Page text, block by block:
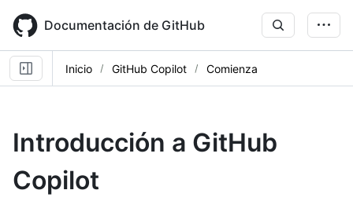
main
content
Documentación de GitHub
Inicio GitHub Copilot Comienza
Introducción a GitHub
Copilot